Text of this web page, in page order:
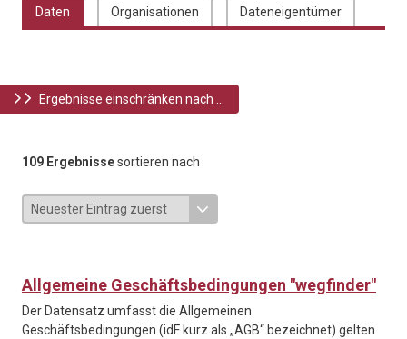
Daten Organisationen Dateneigentümer
Ergebnisse einschränken nach ...
109 Ergebnissesortieren nach
Allgemeine Geschäftsbedingungen "wegfinder"
Der Datensatz umfasst die Allgemeinen
Geschäftsbedingungen (idF kurz als „AGB“ bezeichnet) gelten